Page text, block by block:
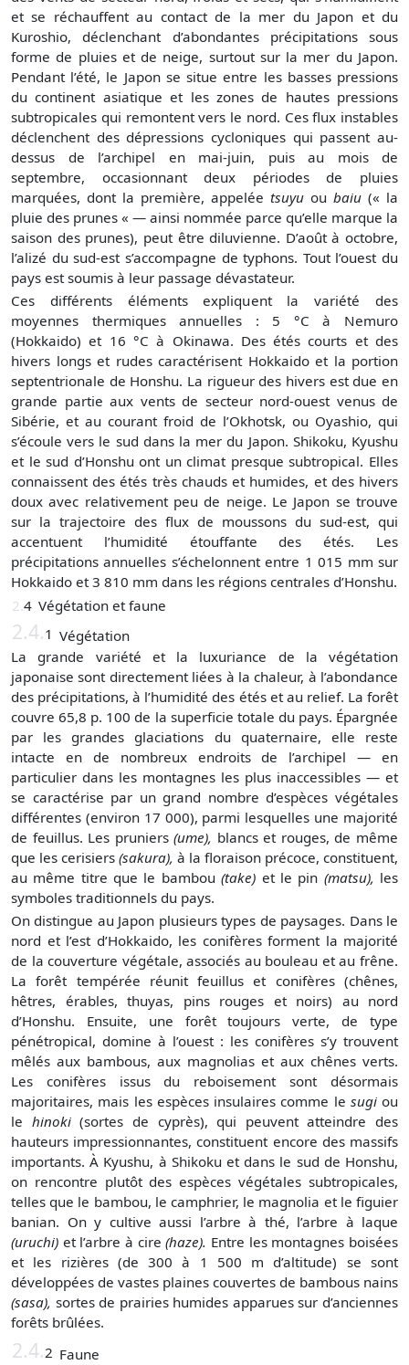
et se réchauffent au contact de la mer du Japon et du
Kuroshio, déclenchant d’abondantes précipitations sous
forme de pluies et de neige, surtout sur la mer du Japon.
Pendant l’été, le Japon se situe entre les basses pressions
du continent asiatique et les zones de hautes pressions
subtropicales qui remontent vers le nord. Ces flux instables
déclenchent des dépressions cycloniques qui passent au-
dessus de l’archipel en mai-juin, puis au mois de
septembre, occasionnant deux périodes de pluies
marquées, dont la première, appelée tsuyu ou baiu (« la
pluie des prunes « — ainsi nommée parce qu’elle marque la
saison des prunes), peut être diluvienne. D’août à octobre,
l’alizé du sud-est s’accompagne de typhons. Tout l’ouest du
pays est soumis à leur passage dévastateur.
Ces différents éléments expliquent la variété des
moyennes thermiques annuelles : 5 °C à Nemuro
(Hokkaido) et 16 °C à Okinawa. Des étés courts et des
hivers longs et rudes caractérisent Hokkaido et la portion
septentrionale de Honshu. La rigueur des hivers est due en
grande partie aux vents de secteur nord-ouest venus de
Sibérie, et au courant froid de l’Okhotsk, ou Oyashio, qui
s’écoule vers le sud dans la mer du Japon. Shikoku, Kyushu
et le sud d’Honshu ont un climat presque subtropical. Elles
connaissent des étés très chauds et humides, et des hivers
doux avec relativement peu de neige. Le Japon se trouve
sur la trajectoire des flux de moussons du sud-est, qui
accentuent l’humidité étouffante des étés. Les
précipitations annuelles s’échelonnent entre 1 015 mm sur
Hokkaido et 3 810 mm dans les régions centrales d’Honshu.
2.4 Végétation et faune
2.4.1 Végétation
La grande variété et la luxuriance de la végétation
japonaise sont directement liées à la chaleur, à l’abondance
des précipitations, à l’humidité des étés et au relief. La forêt
couvre 65,8 p. 100 de la superficie totale du pays. Épargnée
par les grandes glaciations du quaternaire, elle reste
intacte en de nombreux endroits de l’archipel — en
particulier dans les montagnes les plus inaccessibles — et
se caractérise par un grand nombre d’espèces végétales
différentes (environ 17 000), parmi lesquelles une majorité
de feuillus. Les pruniers(ume), blancs et rouges, de même
que les cerisiers (sakura), à la floraison précoce, constituent,
au même titre que le bambou(take) et le pin (matsu), les
symboles traditionnels du pays.
On distingue au Japon plusieurs types de paysages. Dans le
nord et l’est d’Hokkaido, les conifères forment la majorité
de la couverture végétale, associés au bouleau et au frêne.
La forêt tempérée réunit feuillus et conifères (chênes,
hêtres, érables, thuyas, pins rouges et noirs) au nord
d’Honshu. Ensuite, une forêt toujours verte, de type
pénétropical, domine à l’ouest : les conifères s’y trouvent
mêlés aux bambous, aux magnolias et aux chênes verts.
Les conifères issus du reboisement sont désormais
majoritaires, mais les espèces insulaires comme le sugiou
le hinoki(sortes de cyprès), qui peuvent atteindre des
hauteurs impressionnantes, constituent encore des massifs
importants. À Kyushu, à Shikoku et dans le sud de Honshu,
on rencontre plutôt des espèces végétales subtropicales,
telles que le bambou, le camphrier, le magnolia et le figuier
banian. On y cultive aussi l’arbre à thé, l’arbre à laque
(uruchi) et l’arbre à cire(haze). Entre les montagnes boisées
et les rizières (de 300 à 1 500 m d’altitude) se sont
développées de vastes plaines couvertes de bambous nains
(sasa), sortes de prairies humides apparues sur d’anciennes
forêts brûlées.
2.4.2 Faune